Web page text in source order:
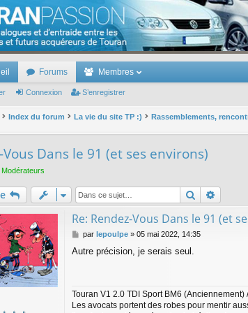
ou futurs acquéreurs du Volkswagen Touran
Forums Membres
Connexion S’enregistrer
Index du forum La vie du site TP :) Rassemblements,
Vous Dans le 91 (et ses environs)
Modérateurs
Rechercher
Re: Rendez-Vous Dans le 91 (et
M
s
e
par lepoulpe» 05 mai 2022, 14:35
Autre précision, je serais seul.
Touran V1 2.0 TDI Sport BM6
Les avocats portent des robes pour mentir